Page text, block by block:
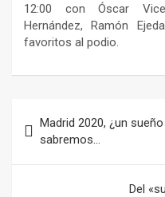
12:00 con Óscar
Hernández, Ramón
favoritos al podio.
de
entradas
Madrid 2020, ¿un
sabremos…
Del